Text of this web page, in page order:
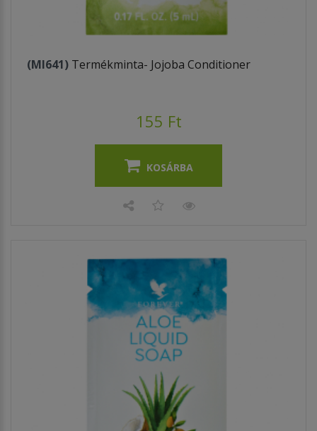
(MI641) Termékminta- Jojoba Conditioner
155 Ft
KOSÁRBA